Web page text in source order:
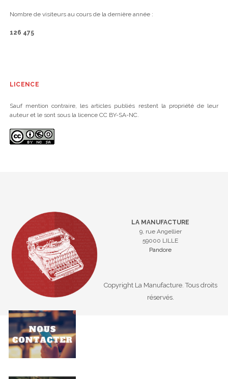
Nombre de visiteurs au cours de la dernière année :
126 475
LICENCE
Sauf mention contraire, les articles publiés restent la propriété de leur
auteur et le sont sous la licence CC BY-SA-NC.
LA MANUFACTURE
9, rue Angellier
59000 LILLE
Pandore
Copyright La Manufacture. Tous droits
réservés.